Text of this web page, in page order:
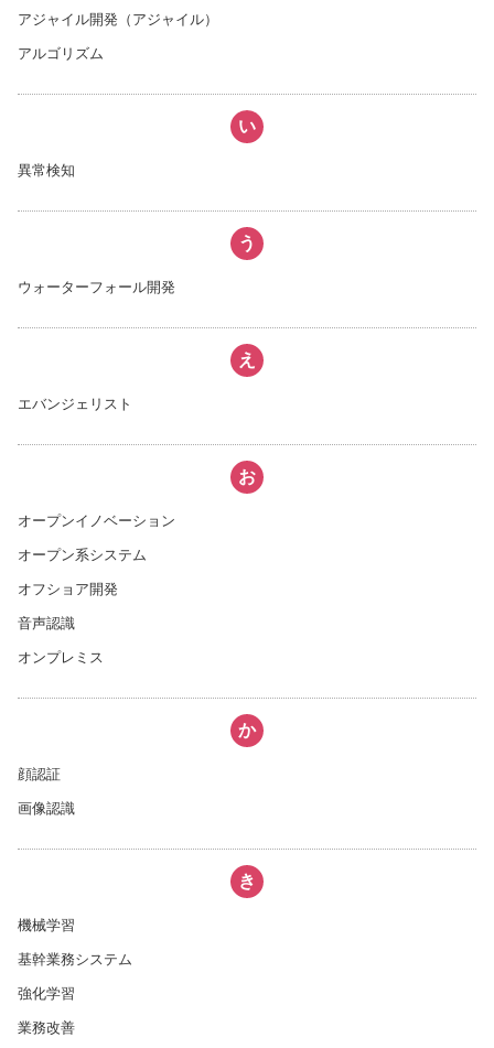
アジャイル開発（アジャイル）
アルゴリズム
い
異常検知
う
ウォーターフォール開発
え
エバンジェリスト
お
オープンイノベーション
オープン系システム
オフショア開発
音声認識
オンプレミス
か
顔認証
画像認識
き
機械学習
基幹業務システム
強化学習
業務改善